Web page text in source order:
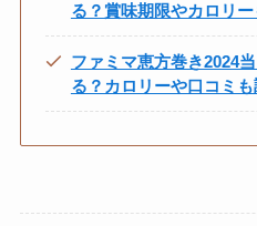
る？賞味期限やカロリー
ファミマ恵方巻き2024
る？カロリーや口コミも